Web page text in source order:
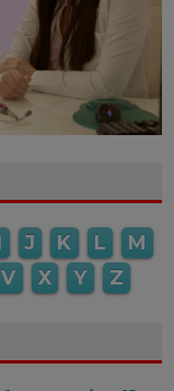
J K L
M
V X Y Z